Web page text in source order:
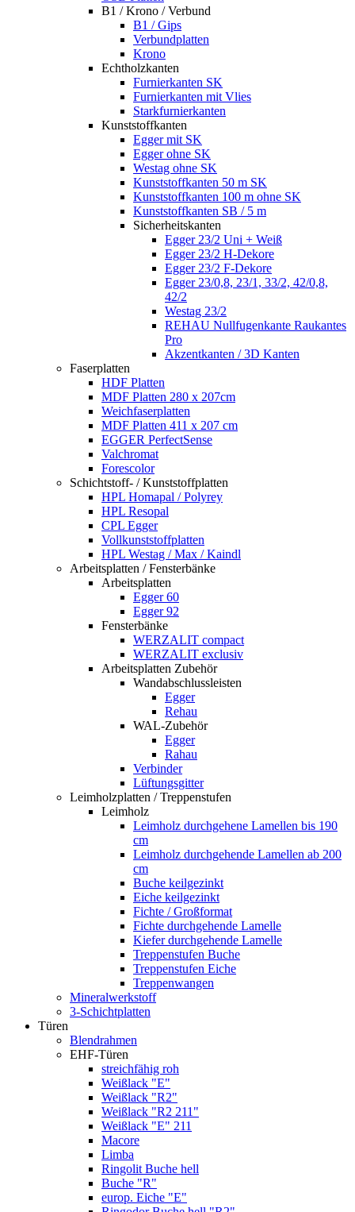
B1 / Krono / Verbund
B1 / Gips
Verbundplatten
Krono
Echtholzkanten
Furnierkanten SK
Furnierkanten mit Vlies
Starkfurnierkanten
Kunststoffkanten
Egger mit SK
Egger ohne SK
Westag ohne SK
Kunststoffkanten 50 m SK
Kunststoffkanten 100 m ohne SK
Kunststoffkanten SB / 5 m
Sicherheitskanten
Egger 23/2 Uni + Weiß
Egger 23/2 H-Dekore
Egger 23/2 F-Dekore
Egger 23/0,8, 23/1, 33/2, 42/0,8,
42/2
Westag 23/2
REHAU Nullfugenkante Raukantes
Pro
Akzentkanten / 3D Kanten
Faserplatten
HDF Platten
MDF Platten 280 x 207cm
Weichfaserplatten
MDF Platten 411 x 207 cm
EGGER PerfectSense
Valchromat
Forescolor
Schichtstoff- / Kunststoffplatten
HPL Homapal / Polyrey
HPL Resopal
CPL Egger
Vollkunststoffplatten
HPL Westag / Max / Kaindl
Arbeitsplatten / Fensterbänke
Arbeitsplatten
Egger 60
Egger 92
Fensterbänke
WERZALIT compact
WERZALIT exclusiv
Arbeitsplatten Zubehör
Wandabschlussleisten
Egger
Rehau
WAL-Zubehör
Egger
Rahau
Verbinder
Lüftungsgitter
Leimholzplatten / Treppenstufen
Leimholz
Leimholz durchgehene Lamellen bis 190
cm
Leimholz durchgehende Lamellen ab 200
cm
Buche keilgezinkt
Eiche keilgezinkt
Fichte / Großformat
Fichte durchgehende Lamelle
Kiefer durchgehende Lamelle
Treppenstufen Buche
Treppenstufen Eiche
Treppenwangen
Mineralwerkstoff
3-Schichtplatten
Türen
Blendrahmen
EHF-Türen
streichfähig roh
Weißlack "E"
Weißlack "R2"
Weißlack "R2 211"
Weißlack "E" 211
Macore
Limba
Ringolit Buche hell
Buche "R"
europ. Eiche "E"